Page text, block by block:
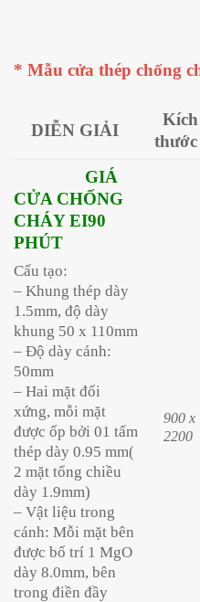
* Mẫu cửa thép chống
DIỄN GIẢI
Kích
thước
GIÁ
CỬA CHỐNG
CHÁY EI90
PHÚT
Cấu tạo:
– Khung thép dày
1.5mm, độ dày
khung 50 x 110mm
– Độ dày cánh:
50mm
– Hai mặt đối
xứng, mỗi mặt
được ốp bởi 01 tấm
thép dày 0.95 mm(
2 mặt tổng chiều
dày 1.9mm)
– Vật liệu trong
cánh: Mỗi mặt bên
được bố trí 1 MgO
dày 8.0mm, bên
trong điền đầy
900 x
2200